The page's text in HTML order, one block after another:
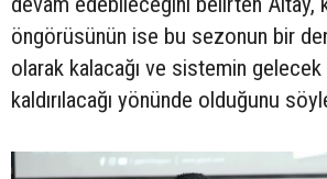
öngörüsünün ise bu sezonun bir
olarak kalacağı ve sistemin
kaldırılacağı yönünde olduğunu